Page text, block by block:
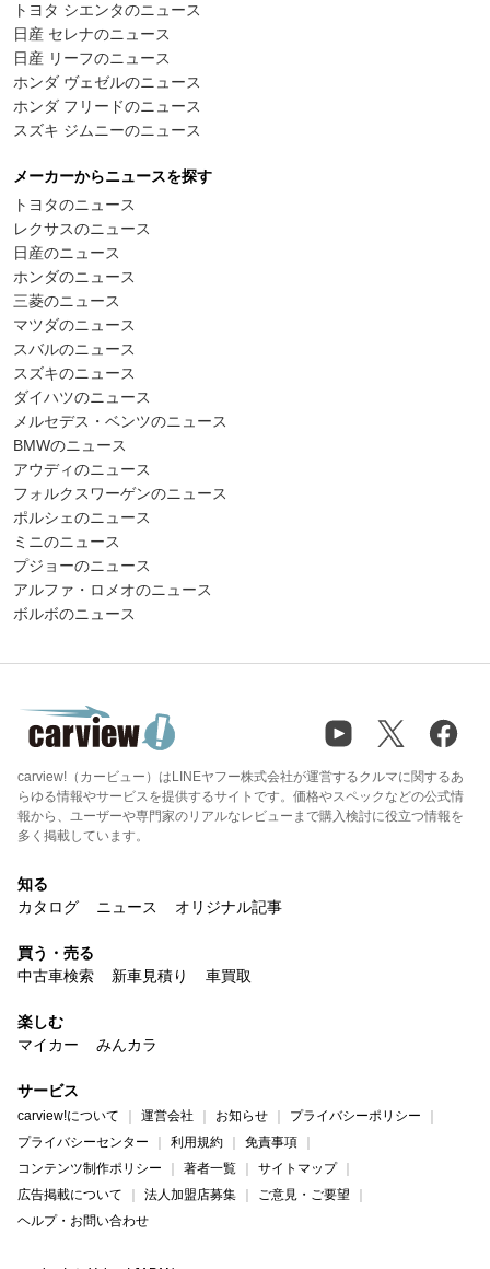
トヨタ シエンタのニュース
日産 セレナのニュース
日産 リーフのニュース
ホンダ ヴェゼルのニュース
ホンダ フリードのニュース
スズキ ジムニーのニュース
メーカーからニュースを探す
トヨタのニュース
レクサスのニュース
日産のニュース
ホンダのニュース
三菱のニュース
マツダのニュース
スバルのニュース
スズキのニュース
ダイハツのニュース
メルセデス・ベンツのニュース
BMWのニュース
アウディのニュース
フォルクスワーゲンのニュース
ポルシェのニュース
ミニのニュース
プジョーのニュース
アルファ・ロメオのニュース
ボルボのニュース
carview!（カービュー）はLINEヤフー株式会社が運営するクルマに関するあ
らゆる情報やサービスを提供するサイトです。価格やスペックなどの公式情
報から、ユーザーや専門家のリアルなレビューまで購入検討に役立つ情報を
多く掲載しています。
知る
カタログ
ニュース オリジナル記事
買う・売る
中古車検索
新車見積り 車買取
楽しむ
マイカー
みんカラ
サービス
carview!について 運営会社 お知らせ
プライバシーポリシー
プライバシーセンター
利用規約
免責事項
コンテンツ制作ポリシー
著者一覧
サイトマップ
広告掲載について
法人加盟店募集
ご意見・ご要望
ヘルプ・お問い合わせ